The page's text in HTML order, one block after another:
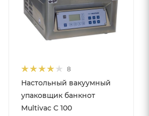
8
Настольный вакуумный
упаковщик банкнот
Multivac C 100